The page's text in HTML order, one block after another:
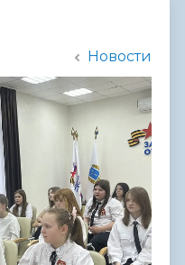
Новости